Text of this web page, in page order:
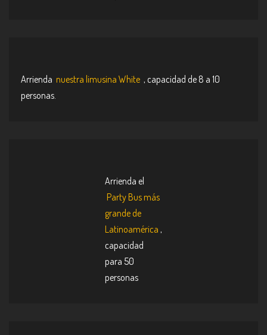
Arrienda nuestra limusina White , capacidad de 8 a 10
personas.
Arrienda el
Party Bus más
grande de
Latinoamérica ,
capacidad
para 50
personas